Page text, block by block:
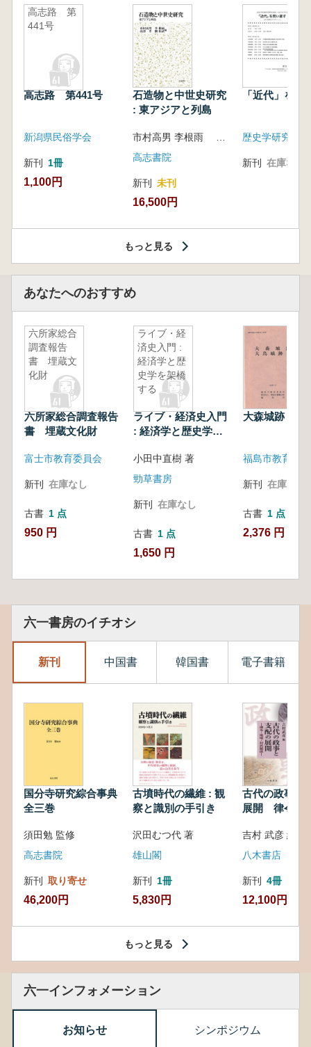
高志路 第
441号
高志路 第441号
新潟県民俗学会
新刊 1冊
1,100円
石造物と中世史研究
: 東アジアと列島
高志書院
新刊 未刊
16,500円
「近代」を問
歴史学研究会
新刊 在庫なし
もっと見る
あなたへのおすすめ
六所家総合
調査報告
書 埋蔵文
化財
六所家総合調査報告
書 埋蔵文化財
富士市教育委員会
新刊 在庫なし
古書 1 点
950 円
ライブ・経
済史入門 :
経済学と歴
史学を架橋
する
ライブ・経済史入門
: 経済学と歴史学を
小田中直樹 著
勁草書房
新刊 在庫なし
古書 1 点
1,650 円
大森城跡 大
福島市教育委
新刊 在庫なし
古書 1 点
2,376 円
六一書房のイチオシ
新刊 中国書 韓国書 電子書籍
国分寺研究綜合事典
全三巻
須田勉 監修
高志書院
新刊 取り寄せ
46,200円
古墳時代の繊維 : 観
察と識別の手引き
沢田むつ代 著
雄山閣
新刊 1冊
5,830円
古代の政事と
展開 律令・
吉村 武彦 編集
八木書店
新刊 4冊
12,100円
もっと見る
六一インフォメーション
お知らせ シンポジウム